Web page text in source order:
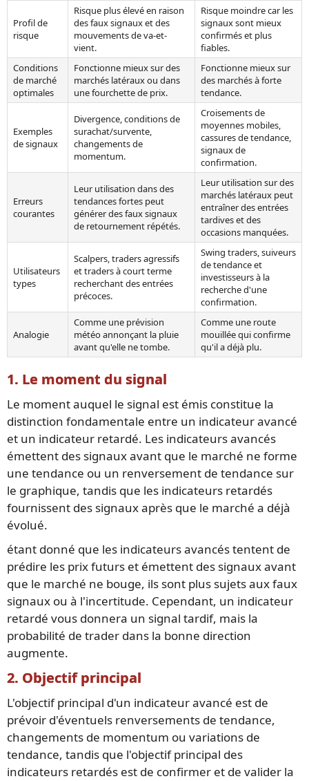
Profil de
risque
Risque plus élevé en raison
des faux signaux et des
mouvements de va-et-
vient.
Risque moindre car les
signaux sont mieux
confirmés et plus
fiables.
Conditions
de marché
optimales
Fonctionne mieux sur des
marchés latéraux ou dans
une fourchette de prix.
Fonctionne mieux sur
des marchés à forte
tendance.
Exemples
de signaux
Divergence, conditions de
surachat/survente,
changements de
momentum.
Croisements de
moyennes mobiles,
cassures de tendance,
signaux de
confirmation.
Erreurs
courantes
Leur utilisation dans des
tendances fortes peut
générer des faux signaux
de retournement répétés.
Leur utilisation sur des
marchés latéraux peut
entraîner des entrées
tardives et des
occasions manquées.
Utilisateurs
types
Scalpers, traders agressifs
et traders à court terme
recherchant des entrées
précoces.
Swing traders, suiveurs
de tendance et
investisseurs à la
recherche d'une
confirmation.
Analogie
Comme une prévision
météo annonçant la pluie
avant qu'elle ne tombe.
Comme une route
mouillée qui confirme
qu'il a déjà plu.
1. Le moment du signal
Le moment auquel le signal est émis constitue la
distinction fondamentale entre un indicateur avancé
et un indicateur retardé. Les indicateurs avancés
émettent des signaux avant que le marché ne forme
une tendance ou un renversement de tendance sur
le graphique, tandis que les indicateurs retardés
fournissent des signaux après que le marché a déjà
évolué.
étant donné que les indicateurs avancés tentent de
prédire les prix futurs et émettent des signaux avant
que le marché ne bouge, ils sont plus sujets aux faux
signaux ou à l'incertitude. Cependant, un indicateur
retardé vous donnera un signal tardif, mais la
probabilité de trader dans la bonne direction
augmente.
2. Objectif principal
L'objectif principal d'un indicateur avancé est de
prévoir d'éventuels renversements de tendance,
changements de momentum ou variations de
tendance, tandis que l'objectif principal des
indicateurs retardés est de confirmer et de valider la